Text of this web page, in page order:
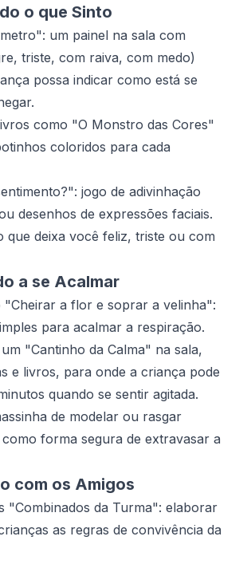
o que Sinto
um painel na sala com
triste, com raiva, com medo)
possa indicar como está se
como "O Monstro das Cores"
coloridos para cada
jogo de adivinhação
desenhos de expressões faciais.
que deixa você feliz, triste ou com
a se Acalmar
"Cheirar a flor e soprar a velinha":
para acalmar a respiração.
"Cantinho da Calma" na sala,
e livros, para onde a criança pode
quando se sentir agitada.
de modelar ou rasgar
forma segura de extravasar a
com os Amigos
"Combinados da Turma": elaborar
as regras de convivência da